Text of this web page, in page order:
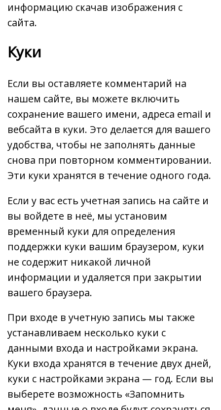
информацию скачав изображения с
сайта.
Куки
Если вы оставляете комментарий на
нашем сайте, вы можете включить
сохранение вашего имени, адреса email и
вебсайта в куки. Это делается для вашего
удобства, чтобы не заполнять данные
снова при повторном комментировании.
Эти куки хранятся в течение одного года.
Если у вас есть учетная запись на сайте и
вы войдете в неё, мы установим
временный куки для определения
поддержки куки вашим браузером, куки
не содержит никакой личной
информации и удаляется при закрытии
вашего браузера.
При входе в учетную запись мы также
устанавливаем несколько куки с
данными входа и настройками экрана.
Куки входа хранятся в течение двух дней,
куки с настройками экрана — год. Если вы
выберете возможность «Запомнить